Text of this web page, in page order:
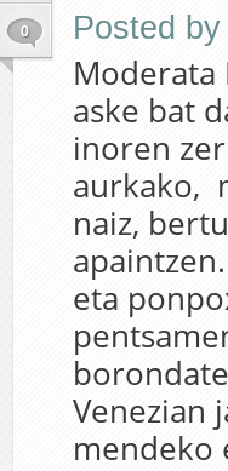
0 Posted by
Moderata
aske bat
inoren
aurkako,
naiz,
eta
Venezian
mendeko